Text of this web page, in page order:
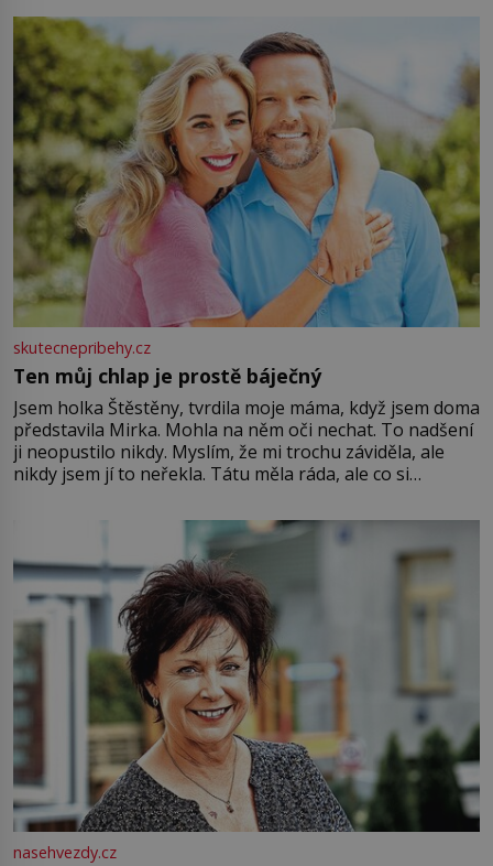
můžete obohatit své rituály a přinést do svého života
větší harmonii a klid. Je důležité
skutecnepribehy.cz
Ten můj chlap je prostě báječný
Jsem holka Štěstěny, tvrdila moje máma, když jsem doma
představila Mirka. Mohla na něm oči nechat. To nadšení
ji neopustilo nikdy. Myslím, že mi trochu záviděla, ale
nikdy jsem jí to neřekla. Tátu měla ráda, ale co si
Jsme spolu moc rádi Tehdy byla jiná doba, když
nasehvezdy.cz